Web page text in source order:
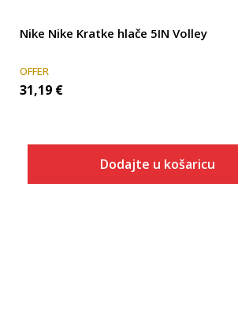
Nike Nike Kratke hlače 5IN Volley
OFFER
31,19 €
Dodajte u košaricu